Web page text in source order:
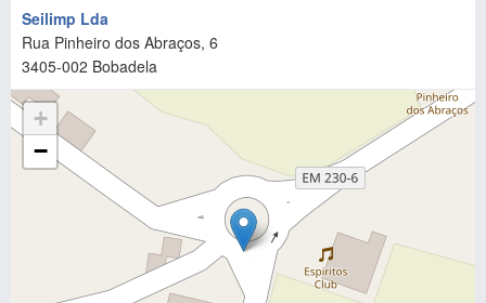
Seilimp Lda
Rua Pinheiro dos Abraços, 6
3405-002 Bobadela
+
−